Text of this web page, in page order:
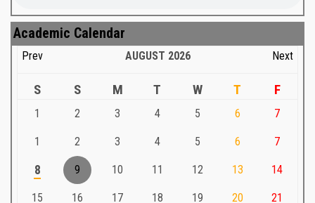
Academic Calendar
Prev AUGUST 2026 Next
S S M T W T F
1 2 3 4 5 6 7
1 2 3 4 5 6 7
8 9 10 11 12 13 14
15 16 17 18 19 20 21